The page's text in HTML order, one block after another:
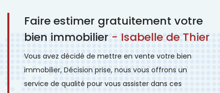
Faire estimer gratuitement votre
bien immobilier - Isabelle de Thier
Vous avez décidé de mettre en vente votre bien
immobilier, Décision prise, nous vous offrons un
service de qualité pour vous assister dans ces